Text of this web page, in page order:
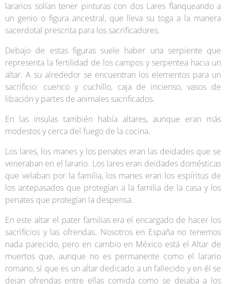
lararios solían tener pinturas con dos Lares flanqueando a
un genio o figura ancestral, que lleva su toga a la manera
sacerdotal prescrita para los sacrificadores.
Debajo de estas figuras suele haber una serpiente que
representa la fertilidad de los campos y serpentea hacia un
altar. A su alrededor se encuentran los elementos para un
sacrificio: cuenco y cuchillo, caja de incienso, vasos de
libación y partes de animales sacrificados.
En las insulas también había altares, aunque eran más
modestos y cerca del fuego de la cocina.
Los lares, los manes y los penates eran las deidades que se
veneraban en el larario. Los lares eran deidades domésticas
que velaban por la familia, los manes eran los espíritus de
los antepasados que protegían a la familia de la casa y los
penates que protegían la despensa.
En este altar el pater familias era el encargado de hacer los
sacrificios y las ofrendas. Nosotros en España no tenemos
nada parecido, pero en cambio en México está el Altar de
muertos que, aunque no es permanente como el larario
romano, sí que es un altar dedicado a un fallecido y en él se
dejan ofrendas entre ellas comida como se dejaba a los